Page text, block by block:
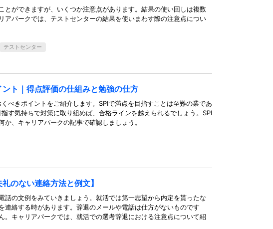
とができますが、いくつか注意点があります。結果の使い回しは複数
アパークでは、テストセンターの結果を使いまわす際の注意点につい
テストセンター
ト｜得点評価の仕組みと勉強の仕方
べきポイントをご紹介します。SPIで満点を目指すことは至難の業であ
す気持ちで対策に取り組めば、合格ラインを越えられるでしょう。SPI
、キャリアパークの記事で確認しましょう。
のない連絡方法と例文】
話の文例をみていきましょう。就活では第一志望から内定を貰ったな
連絡する時があります。辞退のメールや電話は仕方がないものです
。キャリアパークでは、就活での選考辞退における注意点について紹